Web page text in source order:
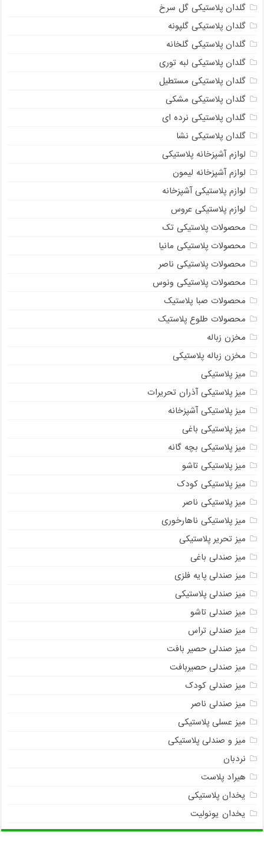
گلدان پلاستیکی گل سرخ
گلدان پلاستیکی گلپونه
گلدان پلاستیکی گلخانه
گلدان پلاستیکی لبه توری
گلدان پلاستیکی مستطیل
گلدان پلاستیکی مشکی
گلدان پلاستیکی نرده ای
گلدان پلاستیکی نشا
لوازم آشپزخانه پلاستیکی
لوازم آشپزخانه لیمون
لوازم پلاستیکی آشپزخانه
لوازم پلاستیکی عروس
محصولات پلاستیکی تک
محصولات پلاستیکی مانیا
محصولات پلاستیکی ناصر
محصولات پلاستیکی ونوس
محصولات صبا پلاستیک
محصولات طلوع پلاستیک
مخزن زباله
مخزن زباله پلاستیکی
میز پلاستیکی
میز پلاستیکی آذران تحریرات
میز پلاستیکی آشپزخانه
میز پلاستیکی باغی
میز پلاستیکی بچه گانه
میز پلاستیکی تاشو
میز پلاستیکی کودک
میز پلاستیکی ناصر
میز پلاستیکی ناهارخوری
میز تحریر پلاستیکی
میز صندلی باغی
میز صندلی پایه فلزی
میز صندلی پلاستیکی
میز صندلی تاشو
میز صندلی تراس
میز صندلی حصیر بافت
میز صندلی حصیربافت
میز صندلی کودک
میز صندلی ناصر
میز عسلی پلاستیکی
میز و صندلی پلاستیکی
نردبان
هیراد پلاست
یخدان پلاستیکی
یخدان یونولیت